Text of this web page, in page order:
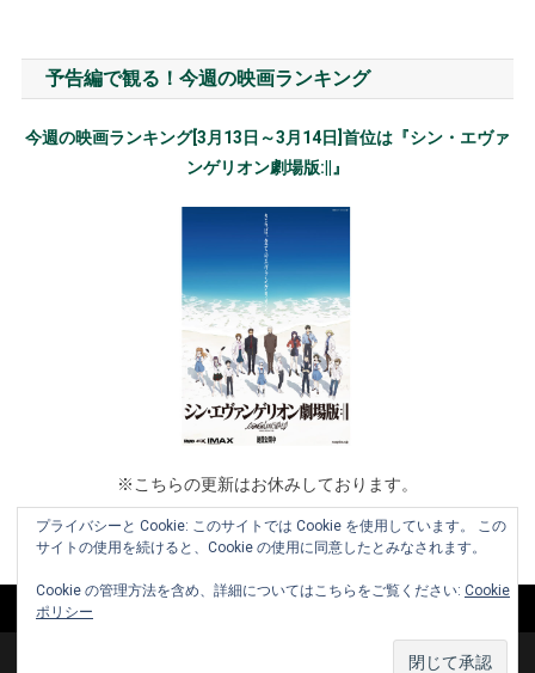
予告編で観る！今週の映画ランキング
今週の映画ランキング[3月13日～3月14日]首位は『シン・エヴァ
ンゲリオン劇場版:||』
※こちらの更新はお休みしております。
Copyright © 2010-2026 www.cinemaniera.com All Rights Reserved.|
プライバシーと Cookie: このサイトでは Cookie を使用しています。 この
サイトの使用を続けると、Cookie の使用に同意したとみなされます。
Cookie の管理方法を含め、詳細についてはこちらをご覧ください: Cookie
ポリシー